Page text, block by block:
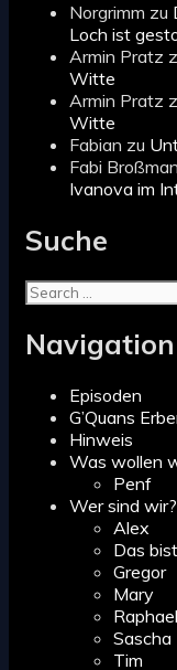
Norgrimm zu
Loch ist
Armin Pratz
Witte
Armin Pratz
Witte
Fabian zu
Fabi
Ivanova im
Suche
Search
for:
Navigation
Episoden
G’Quans
Hinweis
Was wollen
Penf
Wer sind wir?
Alex
Das
Gregor
Mary
Raphael
Sascha
Tim